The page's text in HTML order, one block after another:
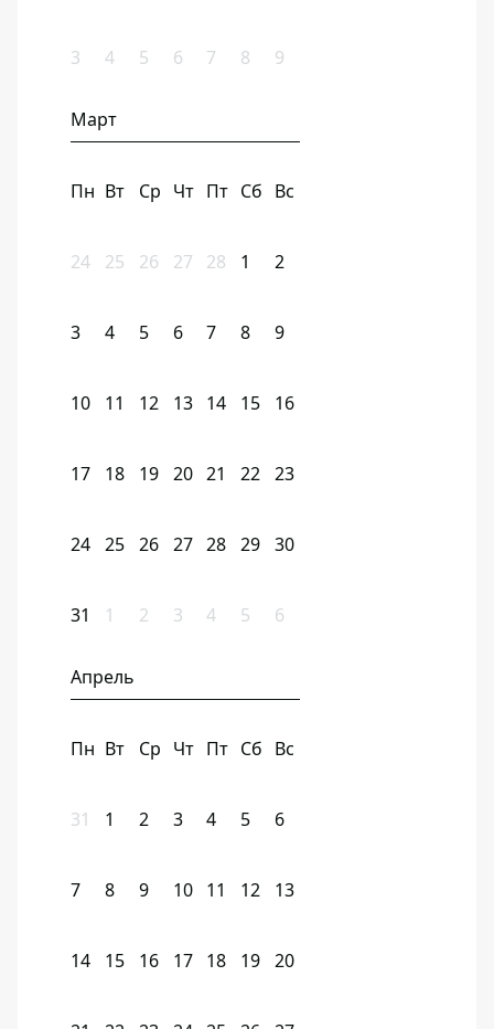
3 4 5 6 7 8 9
Март
Пн Вт Ср Чт Пт Сб Вс
24 25 26 27 28 1 2
3 4 5 6 7 8 9
10 11 12 13 14 15 16
17 18 19 20 21 22 23
24 25 26 27 28 29 30
31 1 2 3 4 5 6
Апрель
Пн Вт Ср Чт Пт Сб Вс
31 1 2 3 4 5 6
7 8 9 10 11 12 13
14 15 16 17 18 19 20